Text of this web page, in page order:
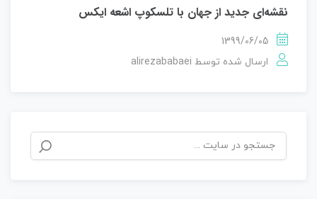
نقشه‌ای جدید از جهان با تلسکوپ اشعه ایکس
1399/06/05
ارسال شده توسط alirezababaei